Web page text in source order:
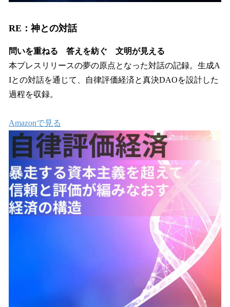
RE：神との対話
問いを重ねる 答えを紡ぐ 文明が見える
本プレスリリースの夢の原点となった対話の記録。生成A
Iとの対話を通じて、自律評価経済と真決DAOを設計した
過程を収録。
Amazonで見る